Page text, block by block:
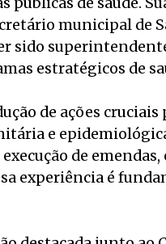
municipal de
sido
estratégicos de
de ações
e
de
experiência é